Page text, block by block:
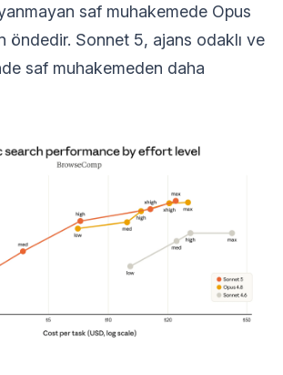
saf muhakemede Opus
öndedir. Sonnet 5, ajans odaklı ve
saf muhakemeden daha